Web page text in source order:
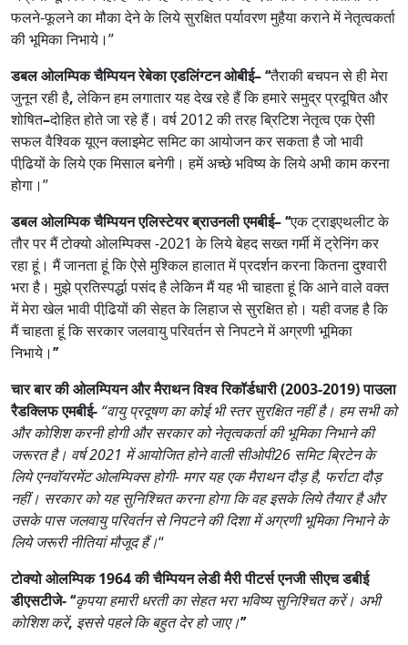
फलने-फूलने का मौका देने के लिये सुरक्षित पर्यावरण मुहैया कराने में नेतृत्‍वकर्ता
की भूमिका निभाये।”
डबल ओलम्पिक चैम्पियन रेबेका एडलिंग्‍टन ओबीई–‘‘तैराकी बचपन से ही मेरा
जुनून रही है,लेकिन हम लगातार यह देख रहे हैं कि हमारे समुद्र प्रदूषित और
शोषित–दोहित होते जा रहे हैं। वर्ष 2012 की तरह ब्रिटिश नेतृत्‍व एक ऐसी
सफल वैश्विक यूएन क्‍लाइमेट समिट का आयोजन कर सकता है जो भावी
पीढि़यों के लिये एक मिसाल बनेगी। हमें अच्‍छे भविष्‍य के लिये अभी काम करना
होगा।”
डबल ओलम्पिक चैम्पियन एलिस्‍टेयर ब्राउनली एमबीई–‘‘एक ट्राइएथलीट के
तौर पर मैं टोक्‍यो ओलम्पिक्‍स -2021 के लिये बेहद सख्‍त गर्मी में ट्रेनिंग कर
रहा हूं। मैं जानता हूं कि ऐसे मुश्किल हालात में प्रदर्शन करना कितना दुश्‍वारी
भरा है। मुझे प्रतिस्‍पर्द्धा पसंद है लेकिन मैं यह भी चाहता हूं कि आने वाले वक्‍त
में मेरा खेल भावी पीढि़यों की सेहत के लिहाज से सुरक्षित हो। यही वजह है कि
मैं चाहता हूं कि सरकार जलवायु परिवर्तन से निपटने में अग्रणी भूमिका
निभाये।’’
चार बार की ओलम्पियन और मैराथन विश्‍व रिकॉर्डधारी (2003-2019) पाउला
रैडक्लिफ एमबीई- “वायु प्रदूषण का कोई भी स्‍तर सुरक्षित नहीं है। हम सभी को
और कोशिश करनी होगी और सरकार को नेतृत्‍वकर्ता की भूमिका निभाने की
जरूरत है। वर्ष 2021 में आयोजित होने वाली सीओपी26 समिट ब्रिटेन के
लिये एनवॉयरमेंट ओलम्पिक्‍स होगी- मगर यह एक मैराथन दौड़ है, फर्राटा दौड़
नहीं। सरकार को यह सुनिश्चित करना होगा कि वह इसके लिये तैयार है और
उसके पास जलवायु परिवर्तन से निपटने की दिशा में अग्रणी भूमिका निभाने के
लिये जरूरी नीतियां मौजूद हैं।“
टोक्‍यो ओलम्पिक 1964 की चैम्पियन लेडी मैरी पीटर्स एनजी सीएच डबीई
डीएसटीजे-‘‘कृपया हमारी धरती का सेहत भरा भविष्‍य सुनिश्चित करें। अभी
कोशिश करें, इससे पहले कि बहुत देर हो जाए।’’